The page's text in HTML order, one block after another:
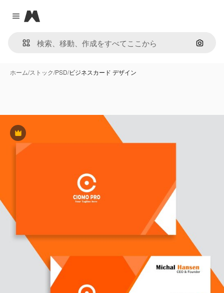
Close menu
Magnific
画像で
ホーム/ストック/PSD/ビジネスカード デザイン
Premium